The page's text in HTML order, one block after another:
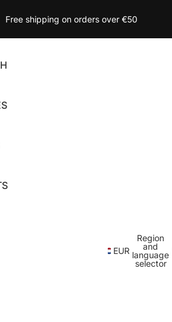
Free shipping on orders over €50
EUR
Region
and
language
selector